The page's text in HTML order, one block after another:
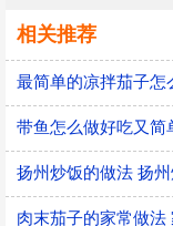
相关推荐
扬州炒饭的做法 扬
肉末茄子的家常做法